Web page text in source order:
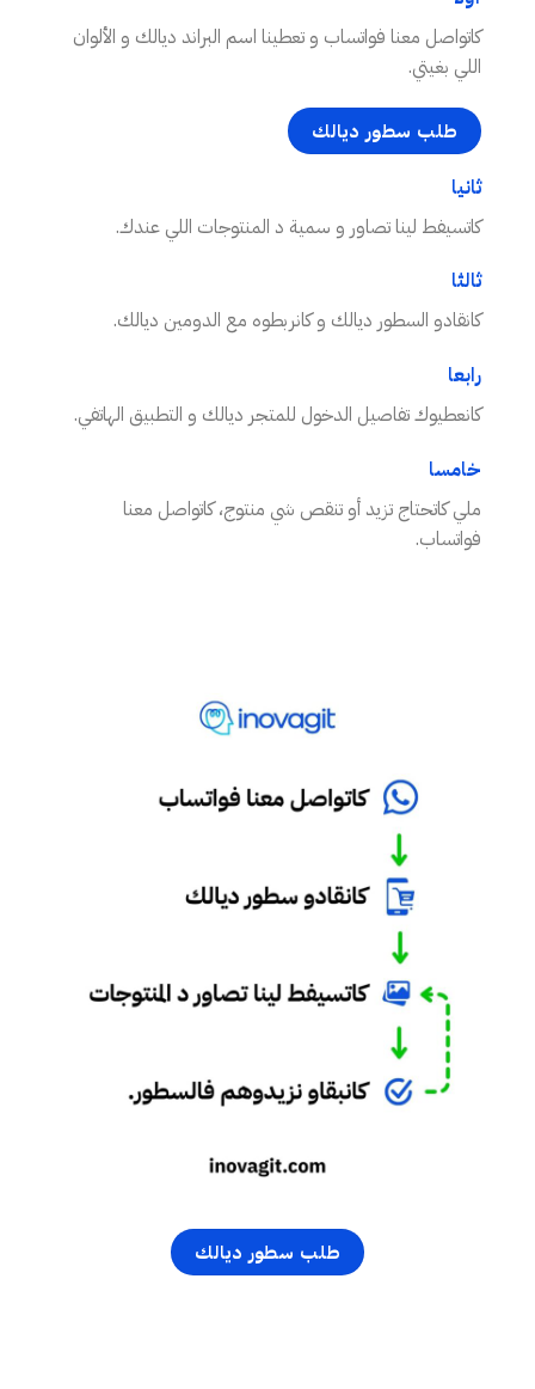
كاتواصل معنا فواتساب و تعطينا اسم البراند ديالك و الألوان
اللي بغيتي.
طلب سطور ديالك
ثانيا
كاتسيفط لينا تصاور و سمية د المنتوجات اللي عندك.
ثالثا
كانقادو السطور ديالك و كانربطوه مع الدومين ديالك.
رابعا
كانعطيوك تفاصيل الدخول للمتجر ديالك و التطبيق الهاتفي.
خامسا
ملي كاتحتاج تزيد أو تنقص شي منتوج، كاتواصل معنا
فواتساب.
طلب سطور ديالك